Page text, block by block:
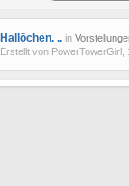
Hallöchen. .. in
Erstellt von PowerTowerGirl